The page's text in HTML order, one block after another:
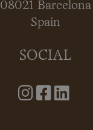
08021 Barcelona
Spain
SOCIAL